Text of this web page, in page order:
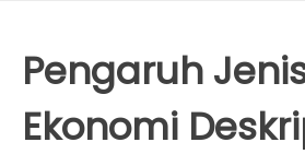
Pengaruh
Ekonomi